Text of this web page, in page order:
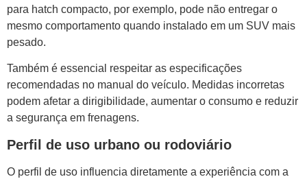
para hatch compacto, por exemplo, pode não entregar o
mesmo comportamento quando instalado em um SUV mais
pesado.
Também é essencial respeitar as especificações
recomendadas no manual do veículo. Medidas incorretas
podem afetar a dirigibilidade, aumentar o consumo e reduzir
a segurança em frenagens.
Perfil de uso urbano ou rodoviário
O perfil de uso influencia diretamente a experiência com a